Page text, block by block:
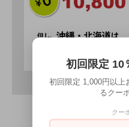
初回限定 10
初回限定 1,000円以上
るクー
クー